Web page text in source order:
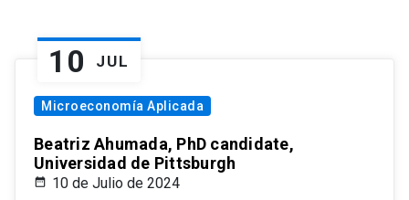
10 JUL
Microeconomía Aplicada
Beatriz Ahumada, PhD candidate,
Universidad de Pittsburgh
10 de Julio de 2024